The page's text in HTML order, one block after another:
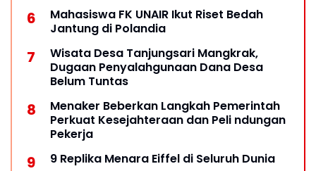
Mahasiswa FK UNAIR Ikut Riset Bedah
Jantung di Polandia
Wisata Desa Tanjungsari Mangkrak,
Dugaan Penyalahgunaan Dana Desa
Belum Tuntas
Menaker Beberkan Langkah Pemerintah
Perkuat Kesejahteraan dan Peli ndungan
Pekerja
9 Replika Menara Eiffel di Seluruh Dunia